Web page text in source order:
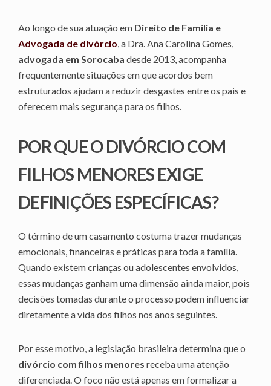
Ao longo de sua atuação em Direito de Família e
Advogada de divórcio, a Dra. Ana Carolina Gomes,
advogada em Sorocaba desde 2013, acompanha
frequentemente situações em que acordos bem
estruturados ajudam a reduzir desgastes entre os pais e
oferecem mais segurança para os filhos.
POR QUE O DIVÓRCIO COM
FILHOS MENORES EXIGE
DEFINIÇÕES ESPECÍFICAS?
O término de um casamento costuma trazer mudanças
emocionais, financeiras e práticas para toda a família.
Quando existem crianças ou adolescentes envolvidos,
essas mudanças ganham uma dimensão ainda maior, pois
decisões tomadas durante o processo podem influenciar
diretamente a vida dos filhos nos anos seguintes.
Por esse motivo, a legislação brasileira determina que o
divórcio com filhos menores receba uma atenção
diferenciada. O foco não está apenas em formalizar a